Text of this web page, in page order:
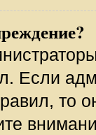
Если
то